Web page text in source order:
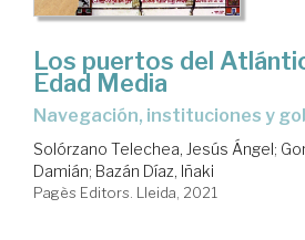
Los puertos del
Edad Media
navegación, instituciones y
Solórzano Telechea, Jesús Ángel;
Damián; Bazán Díaz, Iñaki
Pagès Editors. Lleida, 2021